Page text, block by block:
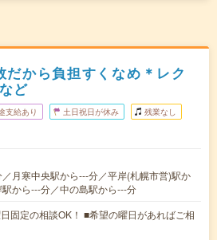
だから負担すくなめ＊レク
ど
支給あり 土日祝日が休み 残業なし
月寒中央駅から---分／平岸(札幌市営)駅か
から---分／中の島駅から---分
固定の相談OK！ ■希望の曜日があればご相